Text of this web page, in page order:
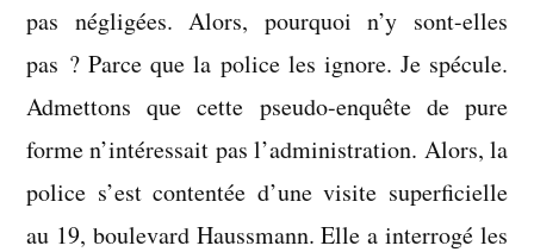
pas négligées. Alors, pourquoi n’y sont-elles
pas ? Parce que la police les ignore. Je spécule.
Admettons que cette pseudo-enquête de pure
forme n’intéressait pas l’administration. Alors, la
police s’est contentée d’une visite superficielle
au 19, boulevard Haussmann. Elle a interrogé les